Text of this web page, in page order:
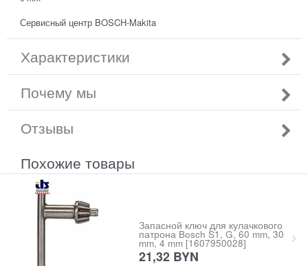
Сервисный центр BOSCH-Makita
Характеристики
Почему мы
Отзывы
Похожие товары
Запасной ключ для кулачкового
патрона Bosch S1, G, 60 mm, 30
mm, 4 mm [1607950028]
21,32 BYN